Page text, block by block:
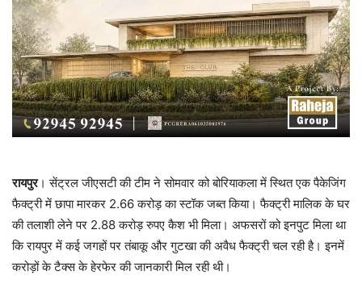
रायपुर। सेंट्रल जीएसटी की टीम ने सोमवार को बोरियाकला में स्थित एक पैकेजिंग
फैक्ट्री में छापा मारकर 2.66 करोड़ का स्टॉक जब्त किया। फैक्ट्री मालिक के घर
की तलाशी लेने पर 2.88 करोड़ रुपए कैश भी मिला। अफसरों को इनपुट मिला था
कि रायपुर में कई जगहों पर तंबाकू और गुटखा की अवैध फैक्ट्री चल रही है। इनमें
करोड़ों के टैक्स के हेरफेर की जानकारी मिल रही थी।